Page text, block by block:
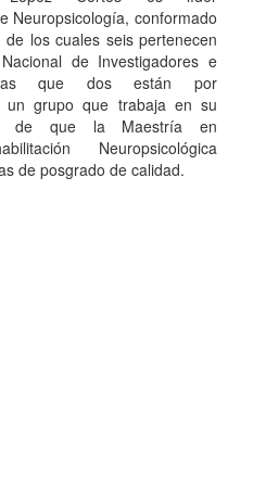
Neuropsicología, conformado
los cuales seis pertenecen
de Investigadores e
que dos están por
un grupo que trabaja en su
de que la Maestría en
Neuropsicológica
de posgrado de calidad.